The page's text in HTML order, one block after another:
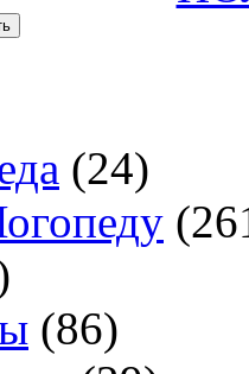
(24)
(86)